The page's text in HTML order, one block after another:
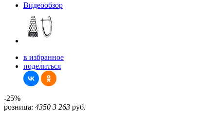
Видеообзор
в избранное
поделиться
-25%
розница: 4350 3 263 руб.